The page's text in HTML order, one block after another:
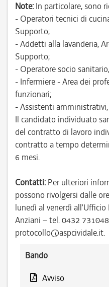
Note: In particolare, sono
- Operatori tecnici di
Supporto;
- Addetti alla lavanderia,
Supporto;
- Operatore socio
- Infermiere - Area dei
funzionari;
- Assistenti
Il candidato individuato
del contratto di lavoro
contratto a tempo
6 mesi.
Contatti: Per ulteriori
possono rivolgersi dalle
lunedì al venerdì all’Ufficio
Anziani – tel. 0432
protocollo@aspcividale.it.
Bando
Avviso